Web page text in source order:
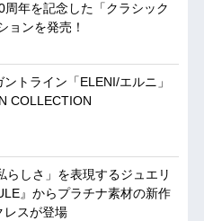
周年を記念した「クラシック
ョンを発売！
トライン「ELENI/エルニ」
COLLECTION
らしさ」を表現するジュエリ
』からプラチナ素材の新作
レスが登場